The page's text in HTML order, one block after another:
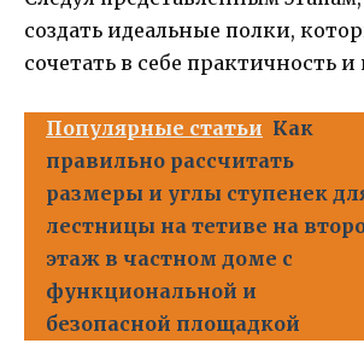
создать идеальные полки,
сочетать в себе практичность и
Популярные статьи Как
правильно рассчитать
размеры и углы ступенек
лестницы на тетиве на
этаж в частном доме с
функциональной и
безопасной площадкой